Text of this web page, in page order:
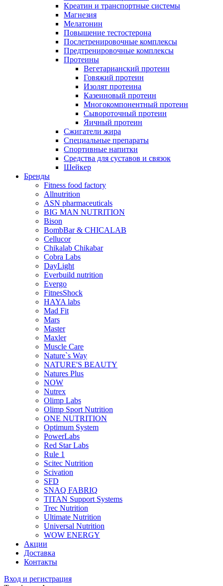
Креатин и транспортные системы
Магнезия
Мелатонин
Повышение тестостерона
Послетренировочные комплексы
Предтренировочные комплексы
Протеины
Вегетарианский протеин
Говяжий протеин
Изолят протеина
Казеиновый протеин
Многокомпонентный протеин
Сывороточный протеин
Яичный протеин
Сжигатели жира
Специальные препараты
Спортивные напитки
Средства для суставов и связок
Шейкер
Бренды
Fitness food factory
Allnutrition
ASN pharmaceuticals
BIG MAN NUTRITION
Bison
BombBar & CHICALAB
Cellucor
Chikalab Chikabar
Cobra Labs
DayLight
Everbuild nutrition
Evergo
FitnesShock
HAYA labs
Mad Fit
Mars
Master
Maxler
Muscle Care
Nature`s Way
NATURE'S BEAUTY
Natures Plus
NOW
Nutrex
Olimp Labs
Olimp Sport Nutrition
ONE NUTRITION
Optimum System
PowerLabs
Red Star Labs
Rule 1
Scitec Nutrition
Scivation
SFD
SNAQ FABRIQ
TITAN Support Systems
Trec Nutrition
Ultimate Nutrition
Universal Nutrition
WOW ENERGY
Акции
Доставка
Контакты
Вход и регистрация